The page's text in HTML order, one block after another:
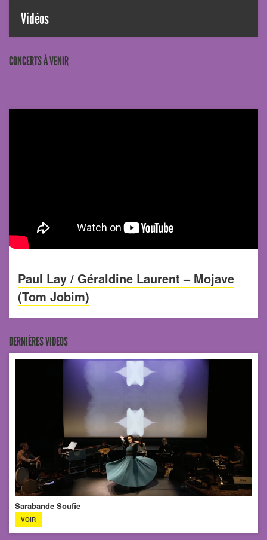
Vidéos
CONCERTS À VENIR
Paul Lay / Géraldine Laurent – Mojave
(Tom Jobim)
DERNIÈRES VIDEOS
Sarabande Soufie
VOIR